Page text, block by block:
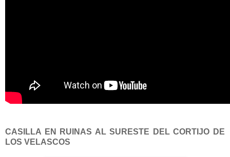
CASILLA EN RUINAS AL SURESTE DEL CORTIJO DE
LOS VELASCOS